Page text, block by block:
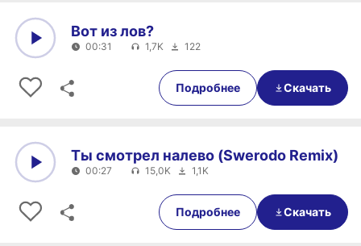
00:31
Вот из лов?
00:31 1,7K 122
Подробнее Скачать
00:27
Ты смотрел налево (Swerodo Remix)
00:27 15,0K 1,1K
Подробнее Скачать